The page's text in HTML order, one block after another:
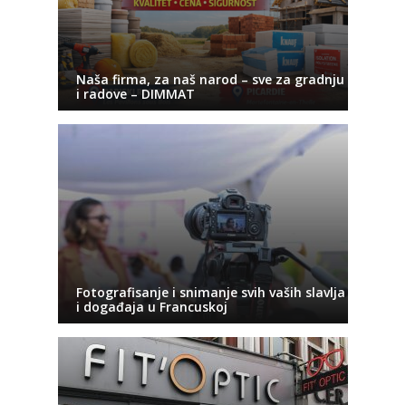
Naša firma, za naš narod – sve za gradnju
i radove – DIMMAT
Fotografisanje i snimanje svih vaših slavlja
i događaja u Francuskoj